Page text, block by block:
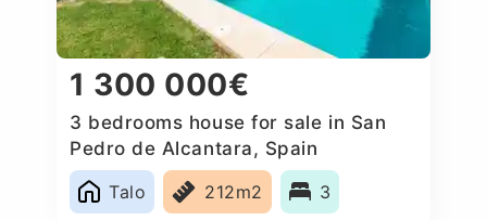
1 300 000€
3 bedrooms house for sale in San
Pedro de Alcantara, Spain
Talo
212m2 3